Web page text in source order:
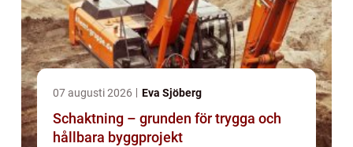
07 augusti 2026 Eva Sjöberg
Schaktning – grunden för trygga och
hållbara byggprojekt